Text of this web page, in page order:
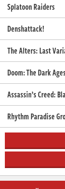
Splatoon Raiders
Denshattack!
The Alters: Last
Doom: The Dark
Assassin’s Creed:
Rhythm Paradise